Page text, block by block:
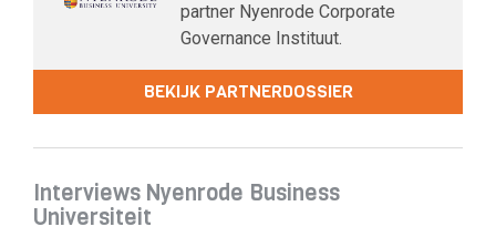
partner Nyenrode Corporate
Governance Instituut.
BEKIJK PARTNERDOSSIER
Interviews Nyenrode Business
Universiteit